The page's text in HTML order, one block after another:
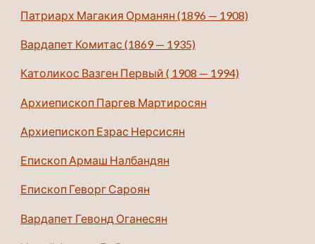
Патриарх Магакия Орманян (1896 — 1908)
Вардапет Комитас (1869 — 1935)
Католикос Вазген Первый ( 1908 — 1994)
Архиепископ Паргев Мартиросян
Архиепископ Езрас Нерсисян
Епископ Армаш Налбандян
Епископ Геворг Сароян
Вардапет Гевонд Оганесян